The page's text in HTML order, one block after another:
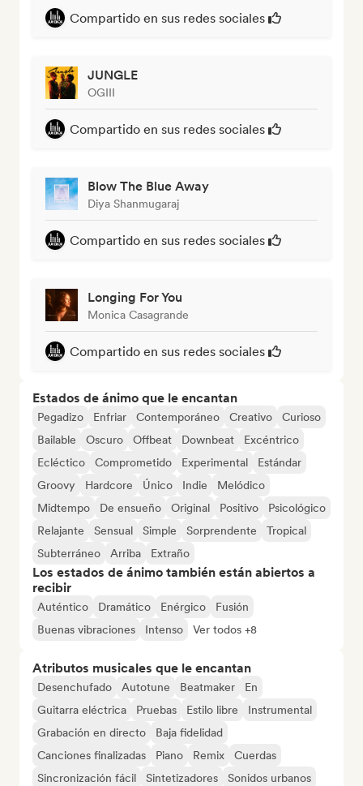
Compartido en sus redes sociales
JUNGLE
OGIII
Compartido en sus redes sociales
Blow The Blue Away
Diya Shanmugaraj
Compartido en sus redes sociales
Longing For You
Monica Casagrande
Compartido en sus redes sociales
Estados de ánimo que le encantan
Pegadizo Enfriar Contemporáneo Creativo
Curioso
Bailable
Oscuro Offbeat Downbeat
Excéntrico
Ecléctico
Comprometido Experimental
Estándar
Groovy
Hardcore Único Indie
Melódico
Midtempo
De ensueño Original Positivo
Psicológico
Relajante
Sensual Simple Sorprendente
Tropical
Subterráneo
Arriba Extraño
Los estados de ánimo también están abiertos a
recibir
Auténtico Dramático Enérgico
Fusión
Buenas vibraciones
Intenso Ver todos +8
Atributos musicales que le encantan
Desenchufado Autotune Beatmaker
En
Guitarra eléctrica
Pruebas Estilo libre
Instrumental
Grabación en directo
Baja fidelidad
Canciones finalizadas
Piano Remix
Cuerdas
Sincronización fácil
Sintetizadores Sonidos urbanos